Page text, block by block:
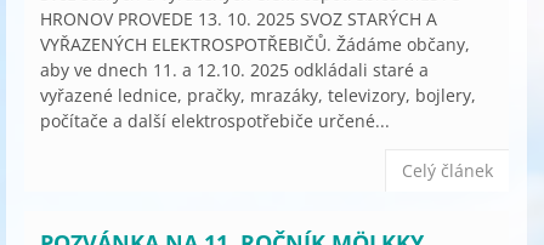
HRONOV PROVEDE 13. 10. 2025 SVOZ STARÝCH A
VYŘAZENÝCH ELEKTROSPOTŘEBIČŮ. Žádáme občany,
aby ve dnech 11. a 12.10. 2025 odkládali staré a
vyřazené lednice, pračky, mrazáky, televizory, bojlery,
počítače a další elektrospotřebiče určené...
Celý článek